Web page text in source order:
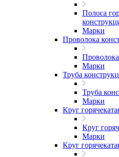
Полоса
Марки
Проволока
Марки
Труба
Труба
Марки
Круг
Круг
Марки
Круг